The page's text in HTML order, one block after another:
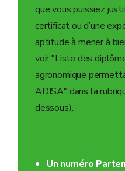
que vous puissiez
certificat ou d’une
aptitude à mener à
voir "Liste des
agronomique
ADISA" dans la
dessous).
Un numéro